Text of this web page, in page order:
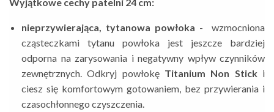
nieprzywierająca, tytanowa powłoka -
wzmocniona
cząsteczkami tytanu powłoka jest jeszcze bardziej
odporna na zarysowania i negatywny wpływ czynników
zewnętrznych.Odkryj powłokę Titanium Non Stick i
ciesz się komfortowym gotowaniem, bez przywierania i
czasochłonnego czyszczenia.